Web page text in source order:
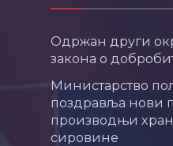
Одржан други
закона о
Министарство
поздравља нови
производњи
сировине